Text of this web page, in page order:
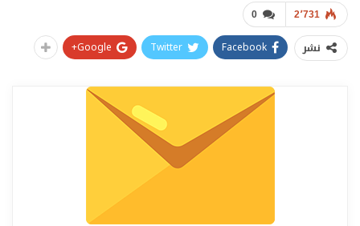
0 2٬731
نشر Facebook
Twitter
Google+